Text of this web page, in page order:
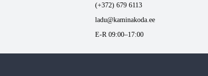
(+372) 679 6113
ladu@kaminakoda.ee
E-R 09:00–17:00